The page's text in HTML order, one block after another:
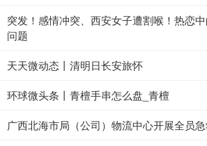
突发！感情冲突、西安女子遭割喉！热恋
问题
天天微动态丨清明日长安旅怀
环球微头条丨青檀手串怎么盘_青檀
广西北海市局（公司）物流中心开展全员